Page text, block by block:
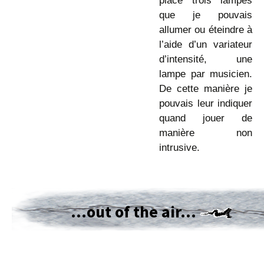
que je pouvais
allumer ou éteindre à
l’aide d’un variateur
d’intensité, une
lampe par musicien.
De cette manière je
pouvais leur indiquer
quand jouer de
manière non
intrusive.
…out of the air…